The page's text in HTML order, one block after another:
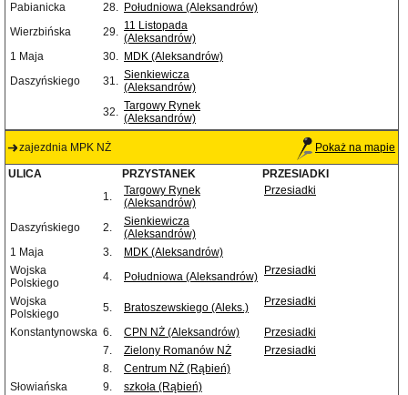
Pabianicka
28. Południowa (Aleksandrów)
Wierzbińska
29. 11 Listopada
(Aleksandrów)
1 Maja
30. MDK (Aleksandrów)
Daszyńskiego
31. Sienkiewicza
(Aleksandrów)
32. Targowy Rynek
(Aleksandrów)
zajezdnia MPK NŻ Pokaż na mapie
ULICA PRZYSTANEK
PRZESIADKI
1.
Targowy Rynek
(Aleksandrów)
Przesiadki
Daszyńskiego 2.
Sienkiewicza
(Aleksandrów)
1 Maja
3.
MDK (Aleksandrów)
Wojska
Polskiego
4. Południowa (Aleksandrów) Przesiadki
Wojska
Polskiego
5. Bratoszewskiego (Aleks.) Przesiadki
Konstantynowska 6. CPN NŻ (Aleksandrów)
Przesiadki
7.
Zielony Romanów NŻ
Przesiadki
8.
Centrum NŻ (Rąbień)
Słowiańska
9.
szkoła (Rąbień)